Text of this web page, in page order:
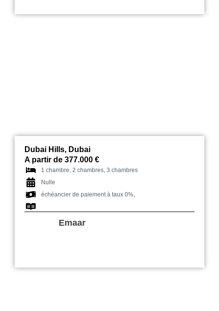
Dubai Hills, Dubai
A partir de 377.000 €
1 chambre, 2 chambres, 3 chambres
Nulle
échéancier de paiement à taux 0%,
Emaar